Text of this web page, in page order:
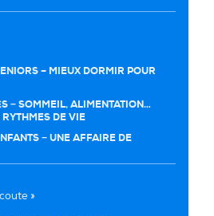
– MIEUX DORMIR POUR
− SOMMEIL, ALIMENTATION…
DE VIE
− UNE AFFAIRE DE
»